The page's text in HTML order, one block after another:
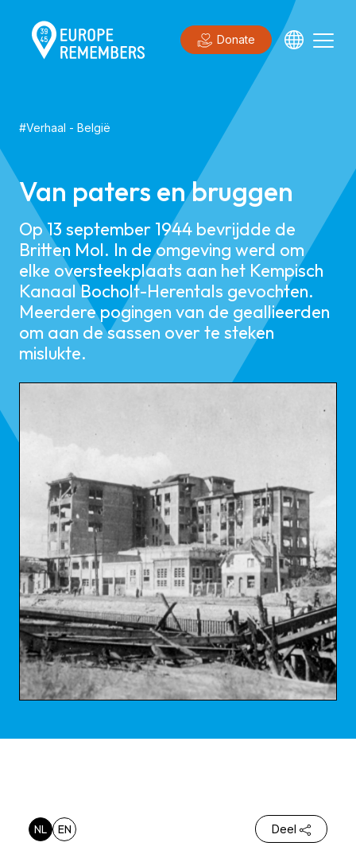
Donate
#Verhaal - België
Van paters en bruggen
Op 13 september 1944 bevrijdde de
Britten Mol. In de omgeving werd om
elke oversteekplaats aan het Kempisch
Kanaal Bocholt-Herentals gevochten.
Meerdere pogingen van de geallieerden
om aan de sassen over te steken
mislukte.
NL EN Deel